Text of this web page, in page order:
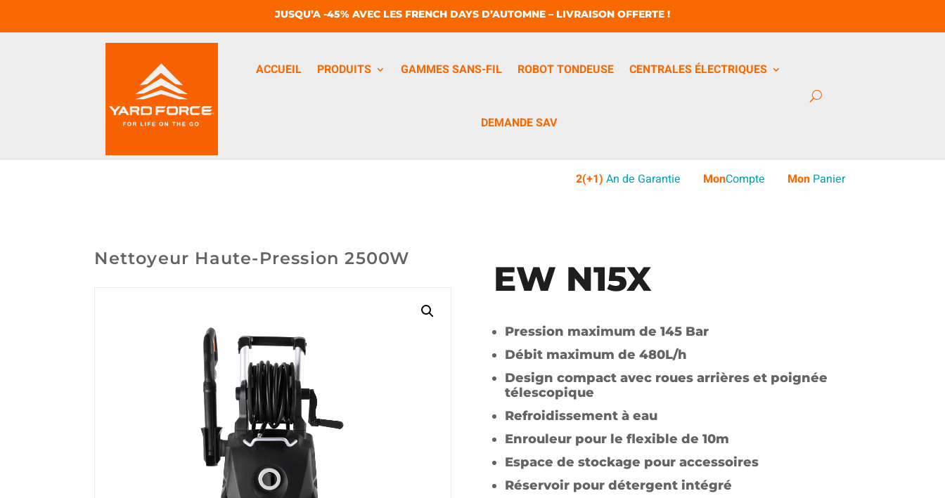
JUSQU’A -45% AVEC LES FRENCH DAYS D’AUTOMNE – LIVRAISON OFFERTE !
ACCUEIL PRODUITS GAMMES SANS-FIL ROBOT TONDEUSE CENTRALES ÉLECTRIQUES
DEMANDE SAV
MonPanier
MonCompte
2(+1) An de Garantie
Nettoyeur Haute-Pression 2500W
EW N15X
Pression maximum de 145 Bar
Débit maximum de 480L/h
Design compact avec roues arrières et poignée
télescopique
Refroidissement à eau
Enrouleur pour le flexible de 10m
Espace de stockage pour accessoires
Réservoir pour détergent intégré